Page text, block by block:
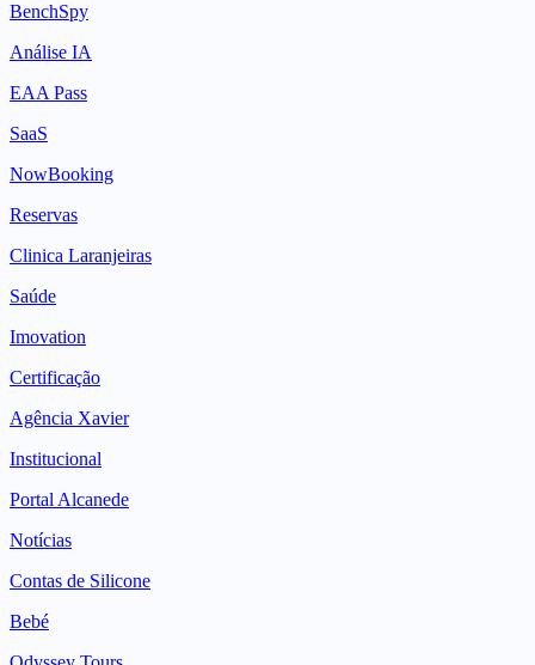
BenchSpy
Análise IA
EAA Pass
SaaS
NowBooking
Reservas
Clinica Laranjeiras
Saúde
Imovation
Certificação
Agência Xavier
Institucional
Portal Alcanede
Notícias
Contas de Silicone
Bebé